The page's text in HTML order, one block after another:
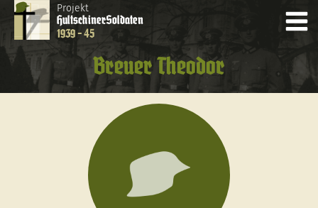
Projekt
HultschinerSoldaten
1939 - 45
Breuer Theodor